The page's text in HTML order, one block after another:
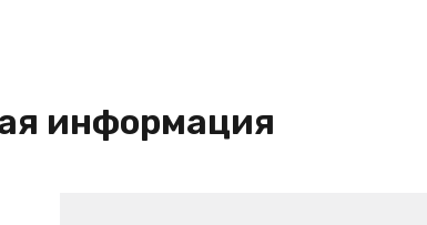
информация